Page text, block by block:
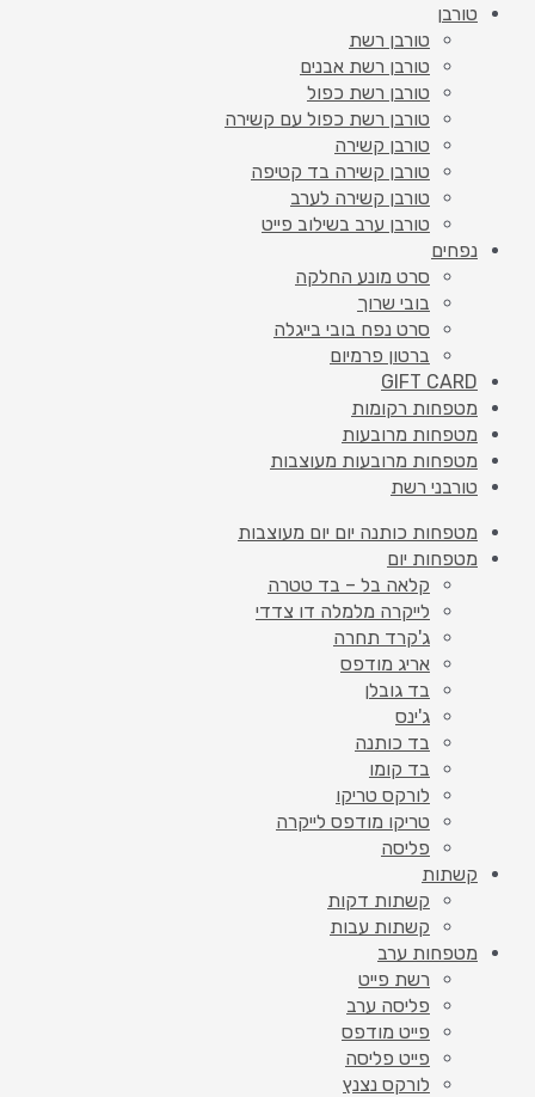
טורבן
טורבן רשת
טורבן רשת אבנים
טורבן רשת כפול
טורבן רשת כפול עם קשירה
טורבן קשירה
טורבן קשירה בד קטיפה
טורבן קשירה לערב
טורבן ערב בשילוב פייט
נפחים
סרט מונע החלקה
בובי שרוך
סרט נפח בובי בייגלה
ברטון פרמיום
GIFT CARD
מטפחות רקומות
מטפחות מרובעות
מטפחות מרובעות מעוצבות
טורבני רשת
מטפחות כותנה יום יום מעוצבות
מטפחות יום
קלאה בל – בד טטרה
לייקרה מלמלה דו צדדי
ג'קרד תחרה
אריג מודפס
בד גובלן
ג'ינס
בד כותנה
בד קומו
לורקס טריקו
טריקו מודפס לייקרה
פליסה
קשתות
קשתות דקות
קשתות עבות
מטפחות ערב
רשת פייט
פליסה ערב
פייט מודפס
פייט פליסה
לורקס נצנץ